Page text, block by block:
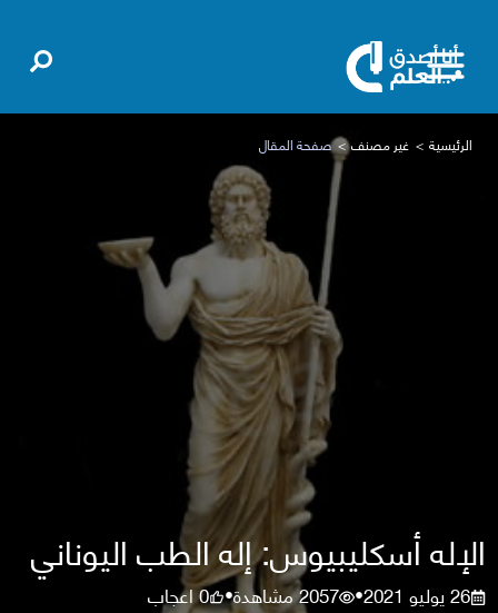
الرئيسية غير مصنف صفحة المقال
الإله أسكليبيوس: إله الطب اليوناني
26 يوليو 2021 •
2057مشاهدة•
0اعجاب